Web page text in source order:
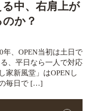
中、右肩上が
のか？
、OPEN当初は土日で
、平日なら一人で対応
家新風堂」はOPENし
毎日で […]